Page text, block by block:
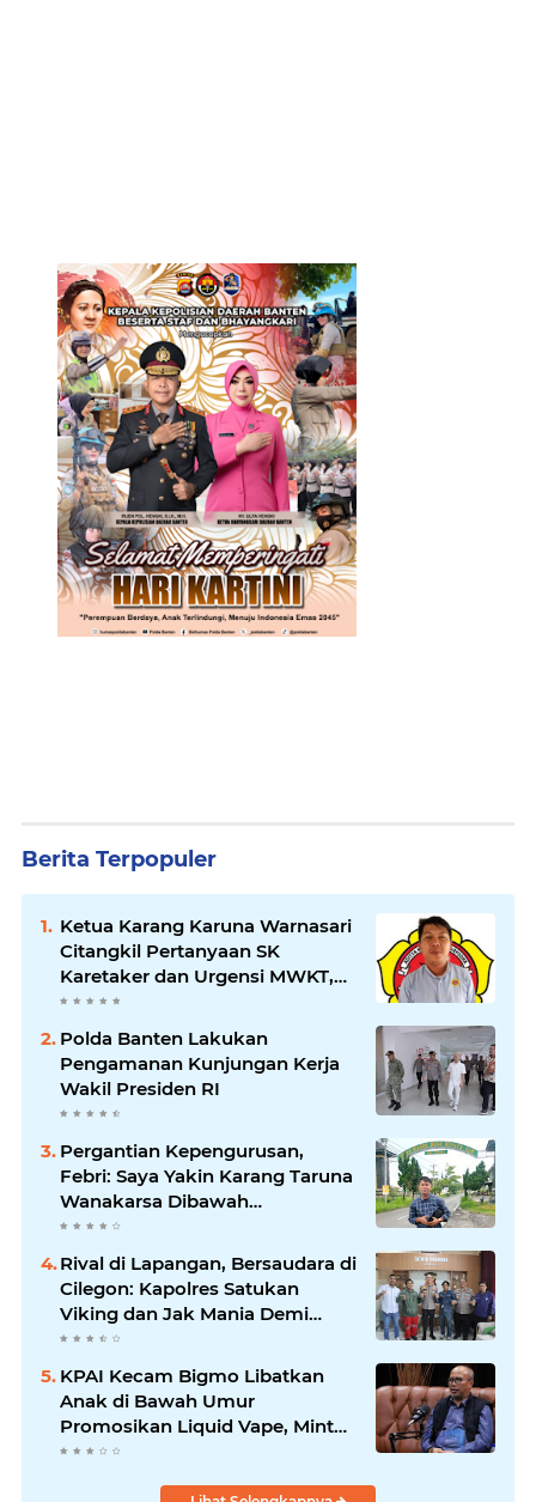
Berita Terpopuler
Ketua Karang Karuna Warnasari
Citangkil Pertanyaan SK
Karetaker dan Urgensi MWKT,
Saat Suasana Berduka
Polda Banten Lakukan
Pengamanan Kunjungan Kerja
Wakil Presiden RI
Pergantian Kepengurusan,
Febri: Saya Yakin Karang Taruna
Wanakarsa Dibawah
Kepemimpinan Bung Entus
Jauh Membawa Manfaat
Rival di Lapangan, Bersaudara di
Cilegon: Kapolres Satukan
Viking dan Jak Mania Demi
Nobar Damai Piala Presiden
KPAI Kecam Bigmo Libatkan
Anak di Bawah Umur
Promosikan Liquid Vape, Minta
Aparat Bertindak Tegas